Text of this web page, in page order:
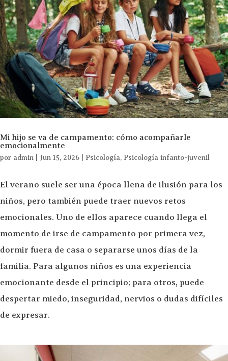
Mi hijo se va de campamento: cómo acompañarle
emocionalmente
por admin Jun 15, 2026 Psicología, Psicología infanto-juvenil
El verano suele ser una época llena de ilusión para los
niños, pero también puede traer nuevos retos
emocionales. Uno de ellos aparece cuando llega el
momento de irse de campamento por primera vez,
dormir fuera de casa o separarse unos días de la
familia. Para algunos niños es una experiencia
emocionante desde el principio; para otros, puede
despertar miedo, inseguridad, nervios o dudas difíciles
de expresar.